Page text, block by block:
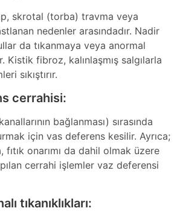
skrotal (torba) travma veya
nedenler arasındadır. Nadir
da tıkanmaya veya anormal
Kistik fibroz, kalınlaşmış salgılarla
sıkıştırır.
cerrahisi:
bağlanması) sırasında
için vas deferens kesilir. Ayrıca;
onarımı da dahil olmak üzere
cerrahi işlemler vaz deferensi
tıkanıklıkları: